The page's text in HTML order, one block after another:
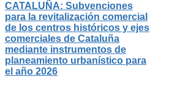
CATALUÑA: Subvenciones
para la revitalización comercial
de los centros históricos y ejes
comerciales de Cataluña
mediante instrumentos de
planeamiento urbanístico para
el año 2026